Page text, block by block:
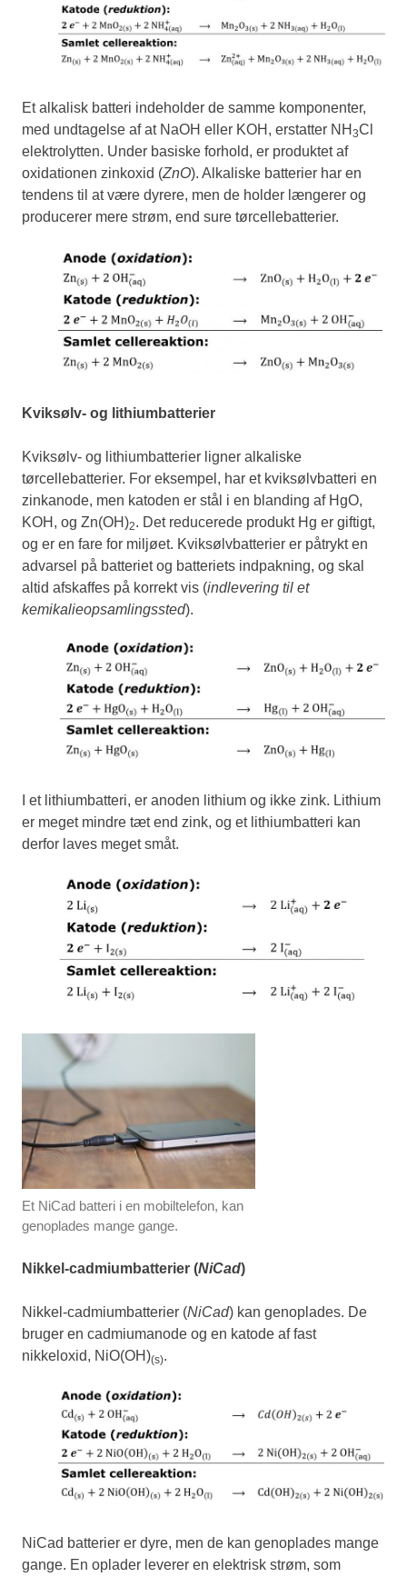
Et alkalisk batteri indeholder de samme komponenter,
med undtagelse af at NaOH eller KOH, erstatter NH 3Cl
elektrolytten. Under basiske forhold, er produktet af
oxidationen zinkoxid (ZnO). Alkaliske batterier har en
tendens til at være dyrere, men de holder længerer og
producerer mere strøm, end sure tørcellebatterier.
Kviksølv- og lithiumbatterier
Kviksølv- og lithiumbatterier ligner alkaliske
tørcellebatterier. For eksempel, har et kviksølvbatteri en
zinkanode, men katoden er stål i en blanding af HgO,
KOH, og Zn(OH)2. Det reducerede produkt Hg er giftigt,
og er en fare for miljøet. Kviksølvbatterier er påtrykt en
advarsel på batteriet og batteriets indpakning, og skal
altid afskaffes på korrekt vis (indlevering til et
kemikalieopsamlingssted).
I et lithiumbatteri, er anoden lithium og ikke zink. Lithium
er meget mindre tæt end zink, og et lithiumbatteri kan
derfor laves meget småt.
Et NiCad batteri i en mobiltelefon, kan
genoplades mange gange.
Nikkel-cadmiumbatterier (NiCad)
Nikkel-cadmiumbatterier (NiCad) kan genoplades. De
bruger en cadmiumanode og en katode af fast
nikkeloxid, NiO(OH)(s).
NiCad batterier er dyre, men de kan genoplades mange
gange. En oplader leverer en elektrisk strøm, som